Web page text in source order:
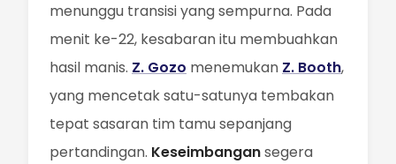
menunggu transisi yang sempurna. Pada
menit ke-22, kesabaran itu membuahkan
hasil manis. Z. Gozo menemukan Z. Booth,
yang mencetak satu-satunya tembakan
tepat sasaran tim tamu sepanjang
pertandingan. Keseimbangansegera